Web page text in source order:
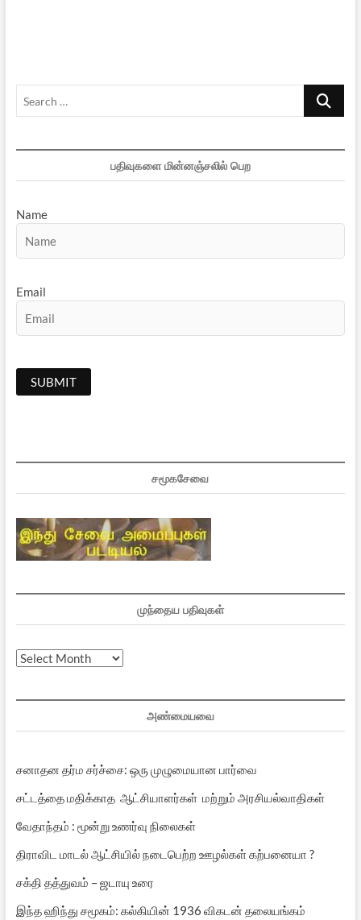
Search
பதிவுகளை மின்னஞ்சலில் பெற
Name
Email
சமூகசேவை
முந்தைய பதிவுகள்
முந்தைய
அண்மையவை
சனாதன தர்ம சர்ச்சை: ஒரு முழுமையான பார்வை
சட்டத்தை மதிக்காத ஆட்சியாளர்கள் மற்றும் அரசியல்வாதிகள்
வேதாந்தம் : மூன்று உணர்வு நிலைகள்
திராவிட மாடல் ஆட்சியில் நடைபெற்ற ஊழல்கள் கற்பனையா ?
சக்தி தத்துவம் – ஜடாயு உரை
இந்த ஹிந்து சமூகம்: கல்கியின் 1936 விகடன் தலையங்கம்